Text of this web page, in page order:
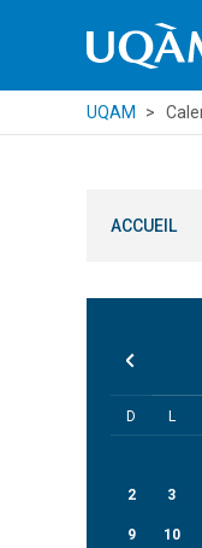
UQAM
ACCUEIL
D L
2 3
9 10